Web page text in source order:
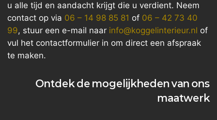
u alle tijd en aandacht krijgt die u verdient. Neem
contact op via 06 – 14 98 85 81 of 06 – 42 73 40
99, stuur een e-mail naar info@koggelinterieur.nl of
vul het contactformulier in om direct een afspraak
te maken.
Ontdek de mogelijkheden van ons
maatwerk